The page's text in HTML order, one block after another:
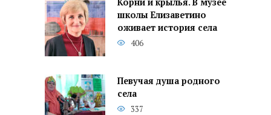
школы Елизаветино
оживает история села
406
Певучая душа родного
села
337